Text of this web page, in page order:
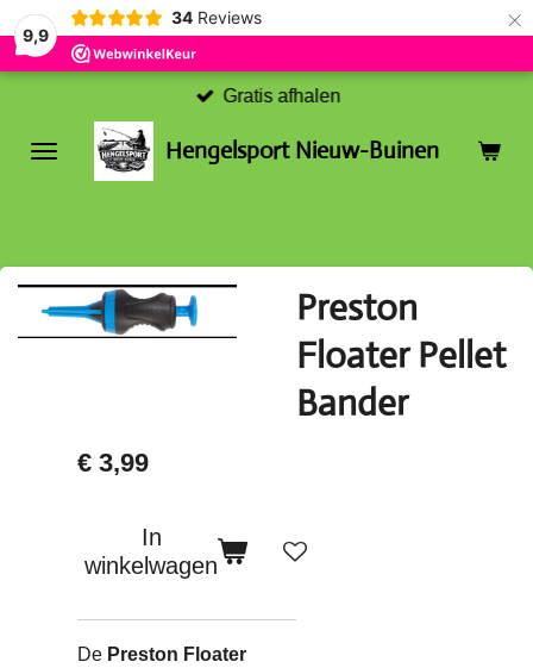
9,9
34 Reviews ×
Hengelsport Nieuw-Buinen
Gratis afhalen
Preston
Floater Pellet
Bander
€ 3,99
In
winkelwagen
De Preston Floater